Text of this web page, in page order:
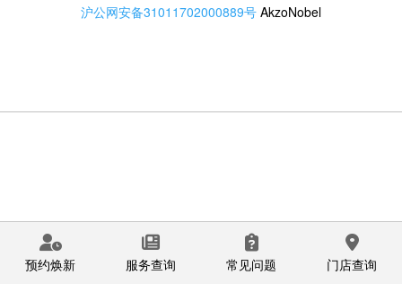
沪公网安备31011702000889号 AkzoNobel
预约焕新 服务查询 常见问题 门店查询